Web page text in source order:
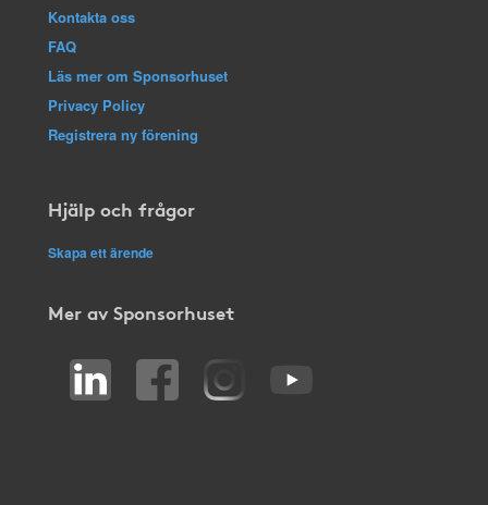
Kontakta oss
FAQ
Läs mer om Sponsorhuset
Privacy Policy
Registrera ny förening
Hjälp och frågor
Skapa ett ärende
Mer av Sponsorhuset